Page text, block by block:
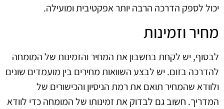
יכול לספק הדרכה הרבה יותר אפקטיבית ומועילה.
מחיר וזמינות
לבסוף, יש לקחת בחשבון את המחיר והזמינות של המומחה
להדרכה בזום. יש לבצע השוואות מחירים בין מועמדים שונים
ולוודא שהמחיר תואם את רמת הניסיון והכישורים של
המדריך. חשוב גם לבדוק את זמינותו של המומחה כדי לוודא